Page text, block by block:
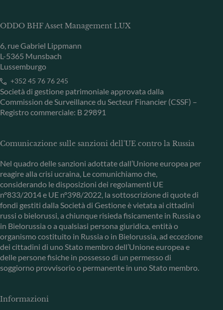
ODDO BHF Asset Management LUX
6, rue Gabriel Lippmann
L-5365 Munsbach
Lussemburgo
+352 45 76 76 245
Società di gestione patrimoniale approvata dalla
Commission de Surveillance du Secteur Financier (CSSF) –
Registro commerciale: B 29891
Comunicazione sulle sanzioni dell'UE contro la Russia
Nel quadro delle sanzioni adottate dall’Unione europea per
reagire alla crisi ucraina, Le comunichiamo che,
considerando le disposizioni dei regolamenti UE
n°833/2014 e UE n°398/2022, la sottoscrizione di quote di
fondi gestiti dalla Società di Gestione è vietata ai cittadini
russi o bielorussi, a chiunque risieda fisicamente in Russia o
in Bielorussia o a qualsiasi persona giuridica, entità o
organismo costituito in Russia o in Bielorussia, ad eccezione
dei cittadini di uno Stato membro dell’Unione europea e
delle persone fisiche in possesso di un permesso di
soggiorno provvisorio o permanente in uno Stato membro.
Informazioni